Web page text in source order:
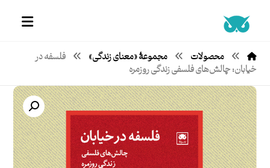
محصولات مجموعۀ «معنای زندگی»
فلسفه در
خیابان: چالش‌های فلسفی زندگی روزمره